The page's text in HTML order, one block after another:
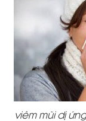
viêm mũi dị